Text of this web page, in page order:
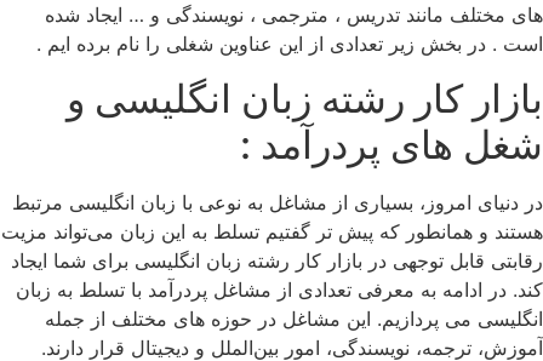
های مختلف مانند تدریس ، مترجمی ، نویسندگی و … ایجاد شده
است . در بخش زیر تعدادی از این عناوین شغلی را نام برده ایم .
بازار کار رشته زبان انگلیسی و
شغل های پردرآمد :
در دنیای امروز، بسیاری از مشاغل به نوعی با زبان انگلیسی مرتبط
هستند و همانطور که پیش تر گفتیم تسلط به این زبان می‌تواند مزیت
رقابتی قابل توجهی در بازار کار رشته زبان انگلیسی برای شما ایجاد
کند. در ادامه به معرفی تعدادی از مشاغل پردرآمد با تسلط به زبان
انگلیسی می ‌پردازیم. این مشاغل در حوزه‌ های مختلف از جمله
آموزش، ترجمه، نویسندگی، امور بین‌الملل و دیجیتال قرار دارند.